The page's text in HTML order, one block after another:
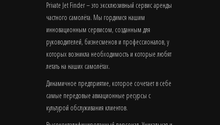
Private Jet Finder – это эксклюзивный сервис аренды
частного самолёта. Мы гордимся нашим
инновационным сервисом, созданным для
руководителей, бизнесменов и профессионалов, у
которых возникла необходимость и которые любят
летать на наших самолётах.
Динамичное предприятие, которое сочетает в себе
самые передовые авиационные ресурсы с
культурой обслуживания клиентов.